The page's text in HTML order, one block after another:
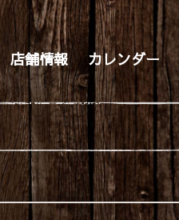
店舗情報 カレンダー